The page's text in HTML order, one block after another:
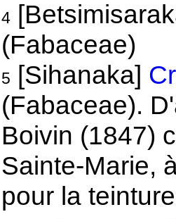
4
(Fabaceae)
5 [Sihanaka]
(Fabaceae).
Boivin (1847)
Sainte-Marie,
pour la